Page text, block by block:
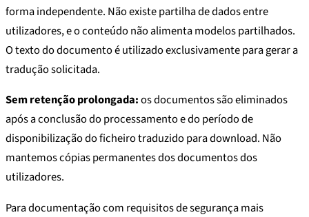
forma independente. Não existe partilha de dados entre
utilizadores, e o conteúdo não alimenta modelos partilhados.
O texto do documento é utilizado exclusivamente para gerar a
tradução solicitada.
Sem retenção prolongada:os documentos são eliminados
após a conclusão do processamento e do período de
disponibilização do ficheiro traduzido para download. Não
mantemos cópias permanentes dos documentos dos
utilizadores.
Para documentação com requisitos de segurança mais